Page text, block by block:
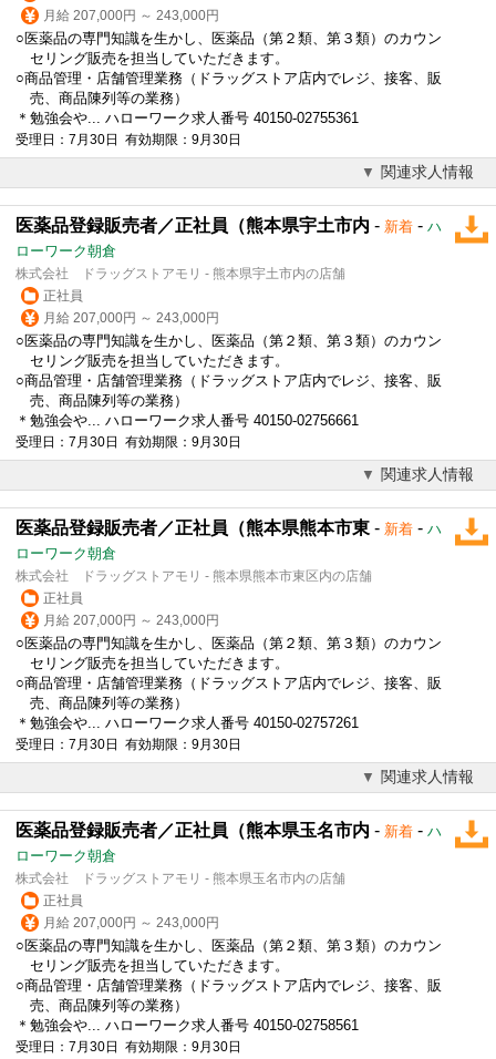
月給 207,000円 ～ 243,000円
○医薬品の専門知識を生かし、医薬品（第２類、第３類）のカウン
セリング販売を担当していただきます。
○商品管理・店舗管理業務（ドラッグストア店内でレジ、接客、販
売、商品陳列等の業務）
＊勉強会や... ハローワーク求人番号 40150-02755361
受理日：7月30日 有効期限：9月30日
関連求人情報
医薬品登録販売者／正社員（熊本県宇土市内 - 新着 - ハ
ローワーク朝倉
株式会社 ドラッグストアモリ - 熊本県宇土市内の店舗
正社員
月給 207,000円 ～ 243,000円
○医薬品の専門知識を生かし、医薬品（第２類、第３類）のカウン
セリング販売を担当していただきます。
○商品管理・店舗管理業務（ドラッグストア店内でレジ、接客、販
売、商品陳列等の業務）
＊勉強会や... ハローワーク求人番号 40150-02756661
受理日：7月30日 有効期限：9月30日
関連求人情報
医薬品登録販売者／正社員（熊本県熊本市東 - 新着 - ハ
ローワーク朝倉
株式会社 ドラッグストアモリ - 熊本県熊本市東区内の店舗
正社員
月給 207,000円 ～ 243,000円
○医薬品の専門知識を生かし、医薬品（第２類、第３類）のカウン
セリング販売を担当していただきます。
○商品管理・店舗管理業務（ドラッグストア店内でレジ、接客、販
売、商品陳列等の業務）
＊勉強会や... ハローワーク求人番号 40150-02757261
受理日：7月30日 有効期限：9月30日
関連求人情報
医薬品登録販売者／正社員（熊本県玉名市内 - 新着 - ハ
ローワーク朝倉
株式会社 ドラッグストアモリ - 熊本県玉名市内の店舗
正社員
月給 207,000円 ～ 243,000円
○医薬品の専門知識を生かし、医薬品（第２類、第３類）のカウン
セリング販売を担当していただきます。
○商品管理・店舗管理業務（ドラッグストア店内でレジ、接客、販
売、商品陳列等の業務）
＊勉強会や... ハローワーク求人番号 40150-02758561
受理日：7月30日 有効期限：9月30日